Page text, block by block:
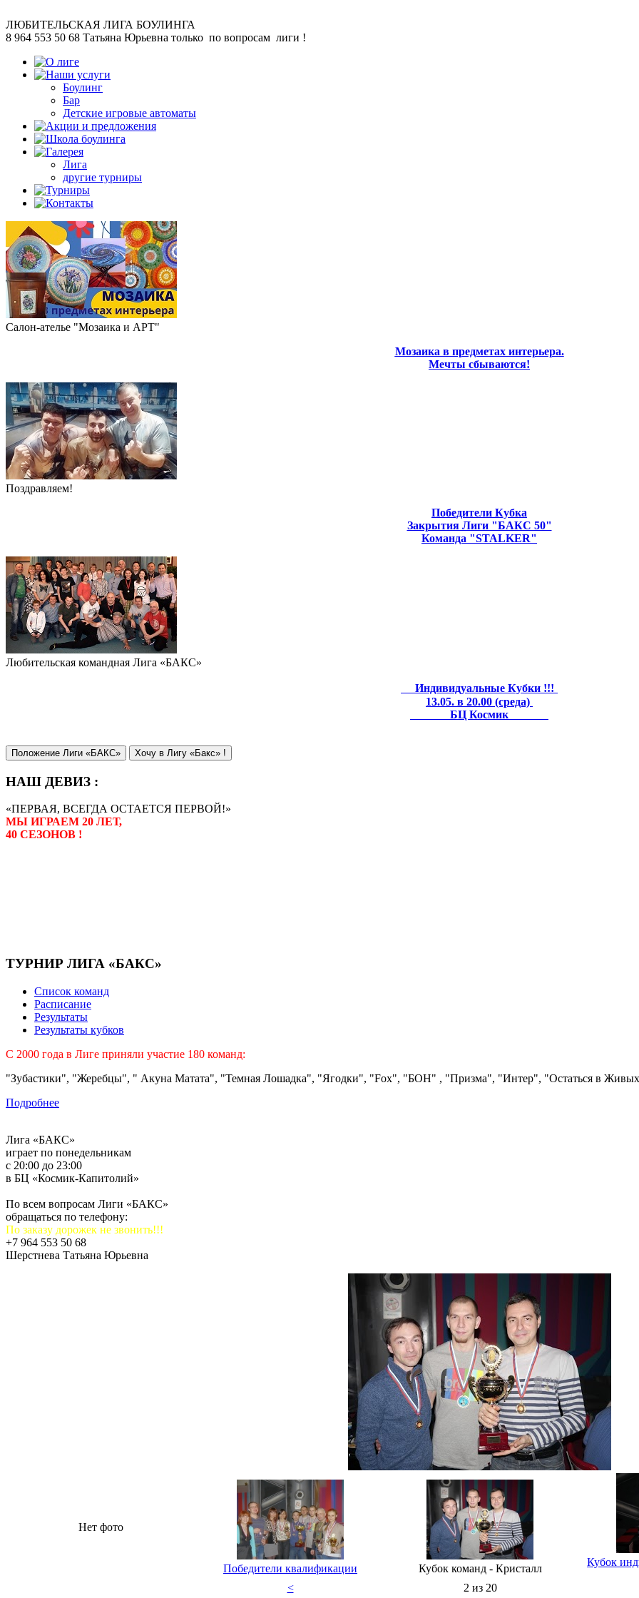
ЛЮБИТЕЛЬСКАЯ ЛИГА БОУЛИНГА
8 964 553 50 68 Татьяна Юрьевна только по вопросам лиги !
Боулинг
Бар
Детские игровые автоматы
Лига
другие турниры
Салон-ателье "Мозаика и АРТ"
Мозаика в предметах интерьера.
Мечты сбываются!
Поздравляем!
Победители Кубка
Закрытия Лиги "БАКС 50"
Команда "STALKER"
Любительская командная Лига «БАКС»
Индивидуальные Кубки !!!
13.05. в 20.00 (среда)
БЦ Космик
Положение Лиги «БАКС» Хочу в Лигу «Бакс» !
НАШ ДЕВИЗ :
«ПЕРВАЯ, ВСЕГДА ОСТАЕТСЯ ПЕРВОЙ!»
МЫ ИГРАЕМ 20 ЛЕТ,
40 СЕЗОНОВ !
ТУРНИР ЛИГА «БАКС»
Список команд
Расписание
Результаты
Результаты кубков
C 2000 года в Лиге приняли участие 180 команд:
"Зубастики", "Жеребцы", " Акуна Матата", "Темная Лошадка", "Ягодки", "Fох", "БОН" , "Призма", "Интер", "Остаться в
Подробнее
Лига «БАКС»
играет по понедельникам
с 20:00 до 23:00
в БЦ «Космик-Капитолий»
По всем вопросам Лиги «БАКС»
обращаться по телефону:
По заказу дорожек не звонить!!!
+7 964 553 50 68
Шерстнева Татьяна Юрьевна
Нет фото
Победители квалификации Кубок команд - Кристалл
Кубок
< 2 из 20